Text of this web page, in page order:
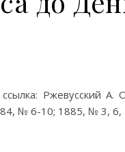
Ржевусский А.
№ 6-10; 1885, № 3, 6,